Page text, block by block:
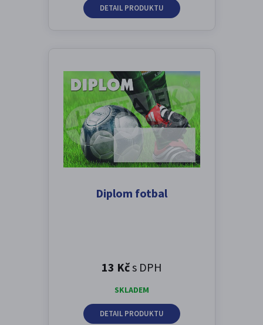
DETAIL PRODUKTU
Diplom fotbal
13 Kčs DPH
SKLADEM
DETAIL PRODUKTU